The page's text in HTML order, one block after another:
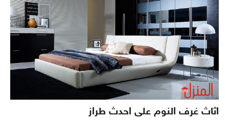
اثاث غرف النوم على احدث طراز